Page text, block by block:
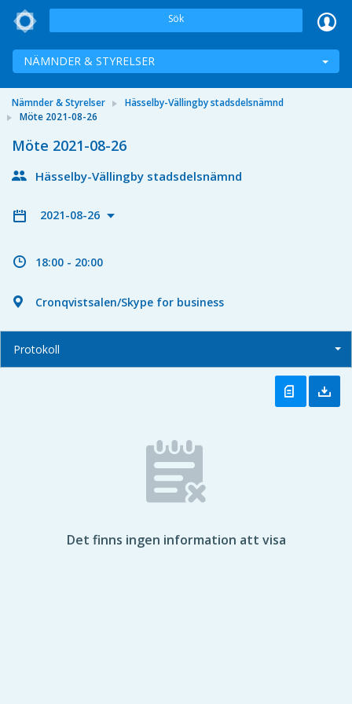
Sök
NÄMNDER & STYRELSER
Nämnder & Styrelser
Hässelby-Vällingby stadsdelsnämnd
Möte 2021-08-26
Möte 2021-08-26
Hässelby-Vällingby stadsdelsnämnd
2021-08-26
18:00 - 20:00
Cronqvistsalen/Skype for business
Protokoll
Det finns ingen information att visa